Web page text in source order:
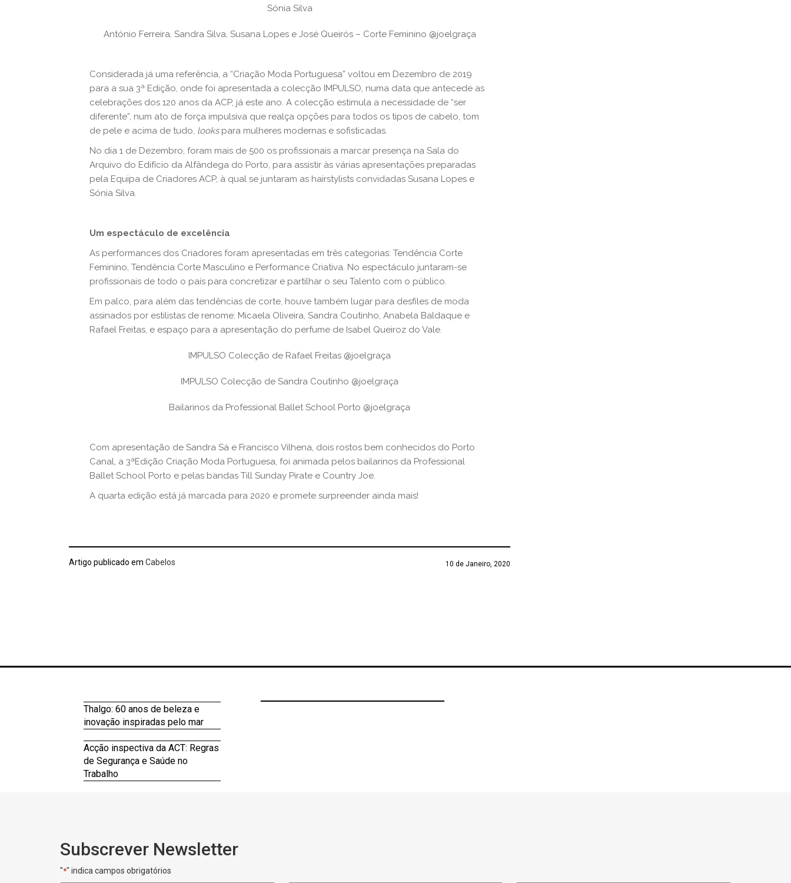
Sónia Silva
António Ferreira, Sandra Silva, Susana Lopes e José Queirós – Corte Feminino @joelgraça
Considerada já uma referência, a “Criação Moda Portuguesa” voltou em Dezembro de 2019
para a sua 3ª Edição, onde foi apresentada a colecção IMPULSO, numa data que antecede as
celebrações dos 120 anos da ACP, já este ano. A colecção estimula a necessidade de “ser
diferente”, num ato de força impulsiva que realça opções para todos os tipos de cabelo, tom
de pele e acima de tudo, lookspara mulheres modernas e sofisticadas.
No dia 1 de Dezembro, foram mais de 500 os profissionais a marcar presença na Sala do
Arquivo do Edifício da Alfândega do Porto, para assistir às várias apresentações preparadas
pela Equipa de Criadores ACP, à qual se juntaram as hairstylists convidadas Susana Lopes e
Sónia Silva.
Um espectáculo de excelência
As performances dos Criadores foram apresentadas em três categorias: Tendência Corte
Feminino, Tendência Corte Masculino e Performance Criativa. No espectáculo juntaram-se
profissionais de todo o país para concretizar e partilhar o seu Talento com o público.
Em palco, para além das tendências de corte, houve também lugar para desfiles de moda
assinados por estilistas de renome: Micaela Oliveira, Sandra Coutinho, Anabela Baldaque e
Rafael Freitas, e espaço para a apresentação do perfume de Isabel Queiroz do Vale.
IMPULSO Colecção de Rafael Freitas @joelgraça
IMPULSO Colecção de Sandra Coutinho @joelgraça
Bailarinos da Professional Ballet School Porto @joelgraça
Com apresentação de Sandra Sá e Francisco Vilhena, dois rostos bem conhecidos do Porto
Canal, a 3ªEdição Criação Moda Portuguesa, foi animada pelos bailarinos da Professional
Ballet School Porto e pelas bandas Till Sunday Pirate e Country Joe.
A quarta edição está já marcada para 2020 e promete surpreender ainda mais!
Artigo publicado em Cabelos 10 de Janeiro, 2020
Thalgo: 60 anos de beleza e
inovação inspiradas pelo mar
Acção inspectiva da ACT: Regras
de Segurança e Saúde no
Trabalho
Subscrever Newsletter
"*" indica campos obrigatórios